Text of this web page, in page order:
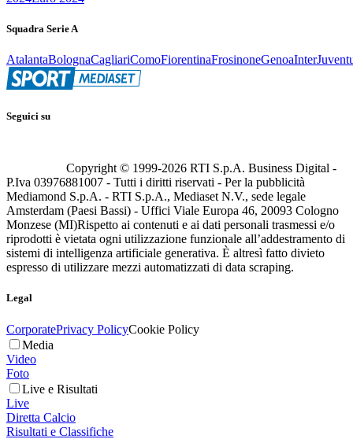
Squadra Serie A
AtalantaBolognaCagliariComoFiorentinaFrosinoneGenoaInter
Seguici su
Copyright © 1999-2026 RTI S.p.A. Business Digital -
P.Iva 03976881007 - Tutti i diritti riservati - Per la pubblicità
Mediamond S.p.A. - RTI S.p.A., Mediaset N.V., sede legale
Amsterdam (Paesi Bassi) - Uffici Viale Europa 46, 20093 Cologno
Monzese (MI)Rispetto ai contenuti e ai dati personali trasmessi e/o
riprodotti è vietata ogni utilizzazione funzionale all’addestramento di
sistemi di intelligenza artificiale generativa. È altresì fatto divieto
espresso di utilizzare mezzi automatizzati di data scraping.
Legal
CorporatePrivacy PolicyCookie Policy
Media
Video
Foto
Live e Risultati
Live
Diretta Calcio
Risultati e Classifiche